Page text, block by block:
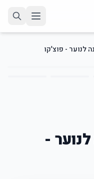
לנוער - פוצ'קו
-